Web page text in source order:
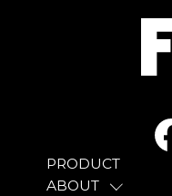
PRODUCT
ABOUT